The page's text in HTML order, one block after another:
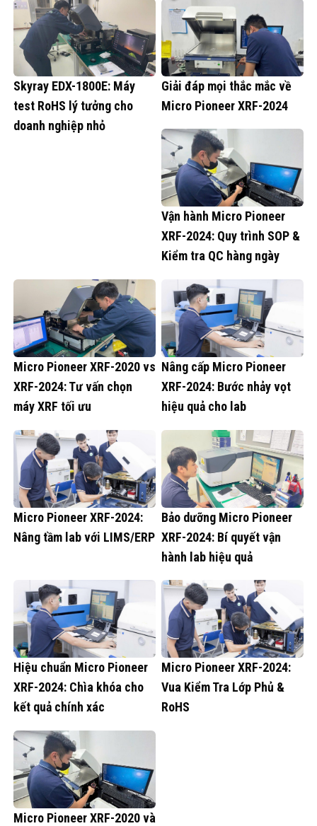
Skyray EDX-1800E: Máy
test RoHS lý tưởng cho
doanh nghiệp nhỏ
Giải đáp mọi thắc mắc về
Micro Pioneer XRF-2024
Vận hành Micro Pioneer
XRF-2024: Quy trình SOP &
Kiểm tra QC hàng ngày
Micro Pioneer XRF-2020 vs
XRF-2024: Tư vấn chọn
máy XRF tối ưu
Nâng cấp Micro Pioneer
XRF-2024: Bước nhảy vọt
hiệu quả cho lab
Micro Pioneer XRF-2024:
Nâng tầm lab với LIMS/ERP
Bảo dưỡng Micro Pioneer
XRF-2024: Bí quyết vận
hành lab hiệu quả
Hiệu chuẩn Micro Pioneer
XRF-2024: Chìa khóa cho
kết quả chính xác
Micro Pioneer XRF-2024:
Vua Kiểm Tra Lớp Phủ &
RoHS
Micro Pioneer XRF-2020 và